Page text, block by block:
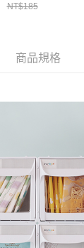
請瀏覽以下網址：
時，將依據個別帳
若仍有額度不足之
使用他人資訊註冊
停止該用戶之使用
以上)免運費
以上)免運費
NT$185
商品規格